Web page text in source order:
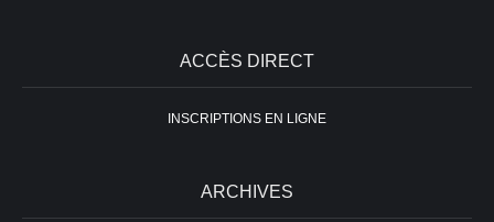
ACCÈS DIRECT
INSCRIPTIONS EN LIGNE
ARCHIVES